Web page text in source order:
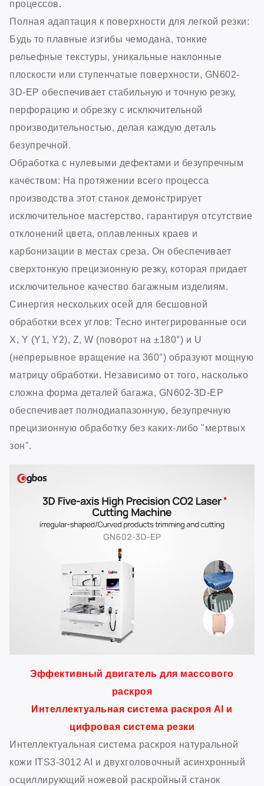
процессов.
Полная адаптация к поверхности для легкой резки:
Будь то плавные изгибы чемодана, тонкие
рельефные текстуры, уникальные наклонные
плоскости или ступенчатые поверхности, GN602-
3D-EP обеспечивает стабильную и точную резку,
перфорацию и обрезку с исключительной
производительностью, делая каждую деталь
безупречной.
Обработка с нулевыми дефектами и безупречным
качеством: На протяжении всего процесса
производства этот станок демонстрирует
исключительное мастерство, гарантируя отсутствие
отклонений цвета, оплавленных краев и
карбонизации в местах среза. Он обеспечивает
сверхтонкую прецизионную резку, которая придает
исключительное качество багажным изделиям.
Синергия нескольких осей для бесшовной
обработки всех углов: Тесно интегрированные оси
X, Y (Y1, Y2), Z, W (поворот на ±180°) и U
(непрерывное вращение на 360°) образуют мощную
матрицу обработки. Независимо от того, насколько
сложна форма деталей багажа, GN602-3D-EP
обеспечивает полнодиапазонную, безупречную
прецизионную обработку без каких-либо "мертвых
зон".
Эффективный двигатель для массового
раскроя
Интеллектуальная система раскроя AI и
цифровая система резки
Интеллектуальная система раскроя натуральной
кожи ITS3-3012 AI и двухголовочный асинхронный
осциллирующий ножевой раскройный станок